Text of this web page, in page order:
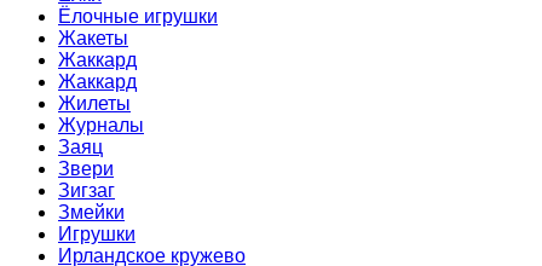
Ёлочные игрушки
Жакеты
Жаккард
Жаккард
Жилеты
Журналы
Заяц
Звери
Зигзаг
Змейки
Игрушки
Ирландское кружево